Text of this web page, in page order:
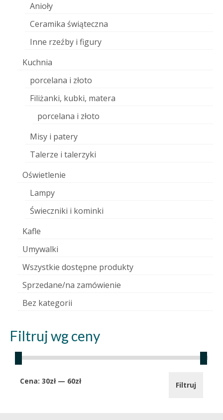
Anioły
Ceramika świąteczna
Inne rzeźby i figury
Kuchnia
porcelana i złoto
Filiżanki, kubki, matera
porcelana i złoto
Misy i patery
Talerze i talerzyki
Oświetlenie
Lampy
Świeczniki i kominki
Kafle
Umywalki
Wszystkie dostępne produkty
Sprzedane/na zamówienie
Bez kategorii
Filtruj wg ceny
Cena
Cena
Filtruj
Cena: 30zł— 60zł